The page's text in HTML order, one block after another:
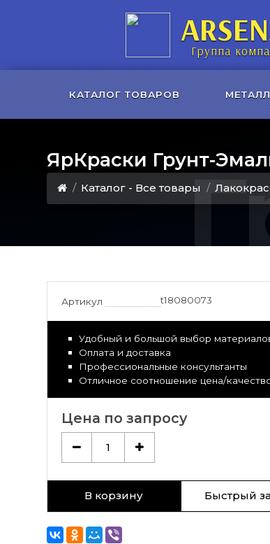
Группа
КАТАЛОГ ТОВАРОВ
ЯрКраски Грунт-
Каталог - Все товары
Артикул t18080073
Удобный и большой выбор
Оплата и доставка
Профессиональные консультанты
Отличное соотношение цена/
Цена по запросу
1
В корзину Быстрый